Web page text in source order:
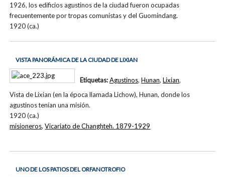
1926, los edificios agustinos de la ciudad fueron ocupadas
frecuentemente por tropas comunistas y del Guomindang.
1920 (ca.)
VISTA PANORÁMICA DE LA CIUDAD DE LIXIAN
Vista de Lixian (en la época llamada Lichow), Hunan, donde los
agustinos tenían una misión.
1920 (ca.)
Etiquetas:Agustinos, Hunan, Lixian,
misioneros,Vicariato de Changhteh. 1879-1929
UNO DE LOS PATIOS DEL ORFANOTROFIO